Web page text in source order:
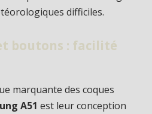
difficiles.
boutons : facilité
marquante des coques
A51 est leur conception